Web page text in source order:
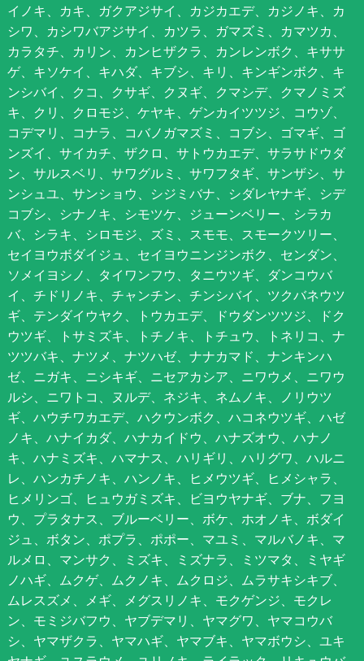
イノキ、カキ、ガクアジサイ、カジカエデ、カジノキ、カ
シワ、カシワバアジサイ、カツラ、ガマズミ、カマツカ、
カラタチ、カリン、カンヒザクラ、カンレンボク、キササ
ゲ、キソケイ、キハダ、キブシ、キリ、キンギンボク、キ
ンシバイ、クコ、クサギ、クヌギ、クマシデ、クマノミズ
キ、クリ、クロモジ、ケヤキ、ゲンカイツツジ、コウゾ、
コデマリ、コナラ、コバノガマズミ、コブシ、ゴマギ、ゴ
ンズイ、サイカチ、ザクロ、サトウカエデ、サラサドウダ
ン、サルスベリ、サワグルミ、サワフタギ、サンザシ、サ
ンシュユ、サンショウ、シジミバナ、シダレヤナギ、シデ
コブシ、シナノキ、シモツケ、ジューンベリー、シラカ
バ、シラキ、シロモジ、ズミ、スモモ、スモークツリー、
セイヨウボダイジュ、セイヨウニンジンボク、センダン、
ソメイヨシノ、タイワンフウ、タニウツギ、ダンコウバ
イ、チドリノキ、チャンチン、チンシバイ、ツクバネウツ
ギ、テンダイウヤク、トウカエデ、ドウダンツツジ、ドク
ウツギ、トサミズキ、トチノキ、トチュウ、トネリコ、ナ
ツツバキ、ナツメ、ナツハゼ、ナナカマド、ナンキンハ
ゼ、ニガキ、ニシキギ、ニセアカシア、ニワウメ、ニワウ
ルシ、ニワトコ、ヌルデ、ネジキ、ネムノキ、ノリウツ
ギ、ハウチワカエデ、ハクウンボク、ハコネウツギ、ハゼ
ノキ、ハナイカダ、ハナカイドウ、ハナズオウ、ハナノ
キ、ハナミズキ、ハマナス、ハリギリ、ハリグワ、ハルニ
レ、ハンカチノキ、ハンノキ、ヒメウツギ、ヒメシャラ、
ヒメリンゴ、ヒュウガミズキ、ビヨウヤナギ、ブナ、フヨ
ウ、プラタナス、ブルーベリー、ボケ、ホオノキ、ボダイ
ジュ、ボタン、ポプラ、ポポー、マユミ、マルバノキ、マ
ルメロ、マンサク、ミズキ、ミズナラ、ミツマタ、ミヤギ
ノハギ、ムクゲ、ムクノキ、ムクロジ、ムラサキシキブ、
ムレスズメ、メギ、メグスリノキ、モクゲンジ、モクレ
ン、モミジバフウ、ヤブデマリ、ヤマグワ、ヤマコウバ
シ、ヤマザクラ、ヤマハギ、ヤマブキ、ヤマボウシ、ユキ